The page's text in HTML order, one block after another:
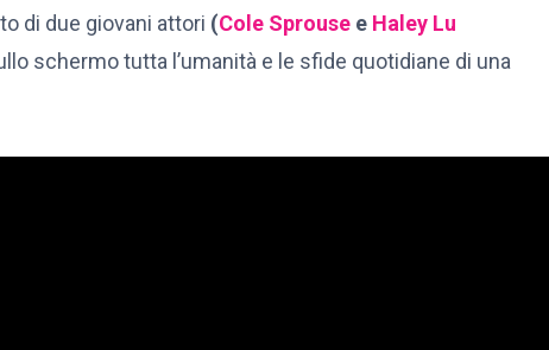
di due giovani attori (Cole Sprouse e Haley Lu
schermo tutta l’umanità e le sfide quotidiane di una